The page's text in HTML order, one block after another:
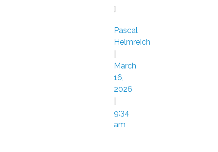
]
Pascal
Helmreich
March
16,
2026
9:34
am